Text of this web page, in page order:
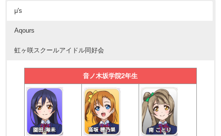
μ's
Aqours
虹ヶ咲スクールアイドル同好会
音ノ木坂学院2年生